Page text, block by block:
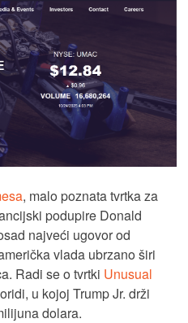
, malo poznata tvrtka za
podupire Donald
najveći ugovor od
vlada ubrzano širi
Radi se o tvrtki Unusual
u kojoj Trump Jr. drži
dolara.